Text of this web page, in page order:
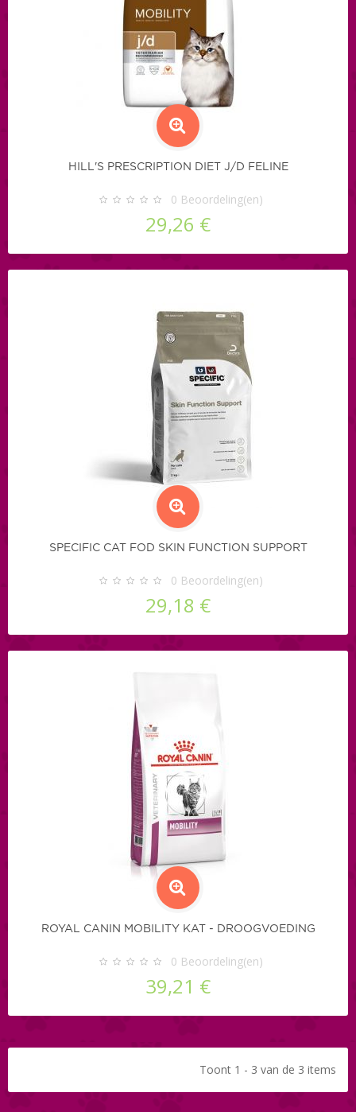
HILL'S PRESCRIPTION DIET J/D FELINE
0 Beoordeling(en)
29,26 €
SPECIFIC CAT FOD SKIN FUNCTION SUPPORT
0 Beoordeling(en)
29,18 €
ROYAL CANIN MOBILITY KAT - DROOGVOEDING
0 Beoordeling(en)
39,21 €
Toont 1 - 3 van de 3 items